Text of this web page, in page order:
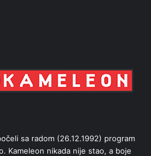
sa radom (26.12.1992) program
Kameleon nikada nije stao, a boje